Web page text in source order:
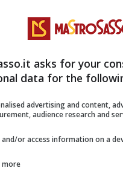
la pizza in
come chef e
con le sue
e l’ha esportata in
Channel e Food
asks for your
data for the
advertising and content,
audience research and
or access information on a
more